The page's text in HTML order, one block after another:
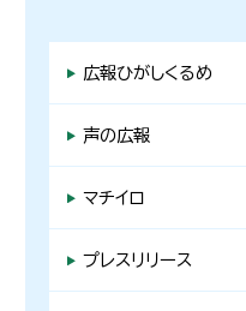
広報ひがしくるめ
声の広報
マチイロ
プレスリリース